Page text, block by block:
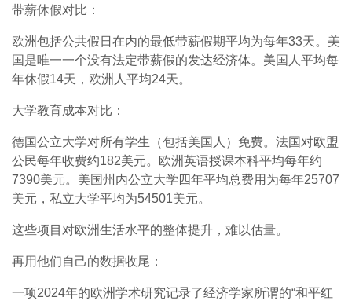
带薪休假对比：
欧洲包括公共假日在内的最低带薪假期平均为每年33天。美
国是唯一一个没有法定带薪假的发达经济体。美国人平均每
年休假14天，欧洲人平均24天。
大学教育成本对比：
德国公立大学对所有学生（包括美国人）免费。法国对欧盟
公民每年收费约182美元。欧洲英语授课本科平均每年约
7390美元。美国州内公立大学四年平均总费用为每年25707
美元，私立大学平均为54501美元。
这些项目对欧洲生活水平的整体提升，难以估量。
再用他们自己的数据收尾：
一项2024年的欧洲学术研究记录了经济学家所谓的“和平红